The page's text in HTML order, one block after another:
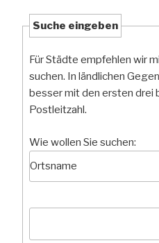
Suche eingeben
Für Städte empfehlen wir
suchen. In ländlichen
besser mit den ersten drei
Postleitzahl.
Wie wollen Sie suchen: